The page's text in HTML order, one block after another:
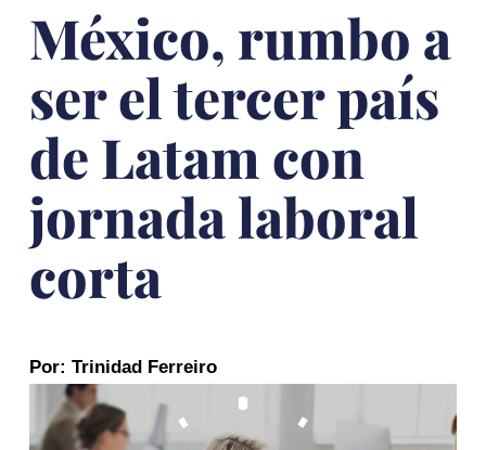
México, rumbo a
ser el tercer país
de Latam con
jornada laboral
corta
Por: Trinidad Ferreiro